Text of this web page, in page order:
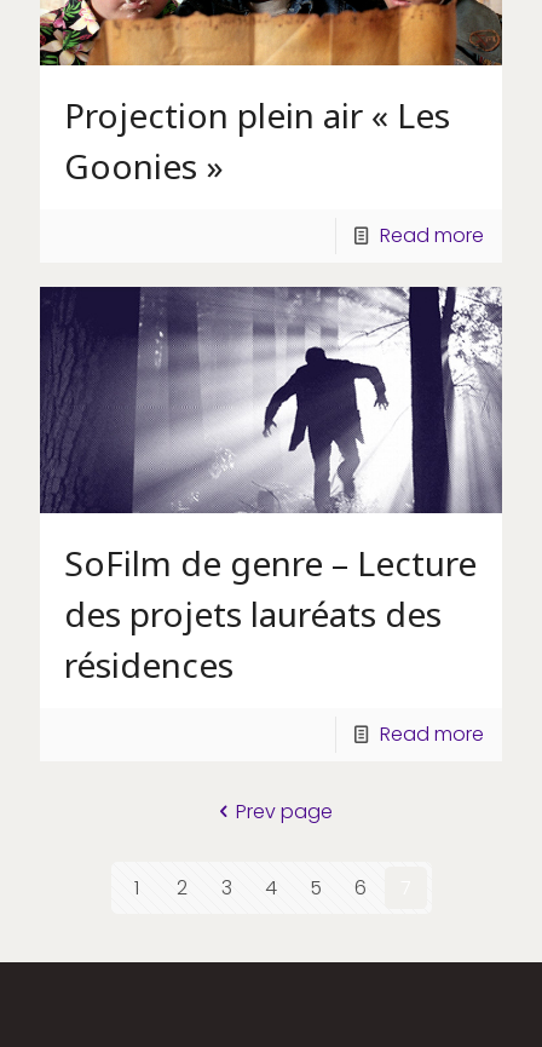
Projection plein air « Les
Goonies »
Read more
SoFilm de genre – Lecture
des projets lauréats des
résidences
Read more
Prev page
1 2 3 4 5 6